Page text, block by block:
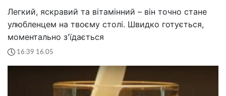
Легкий, яскравий та вітамінний – він точно стане
улюбленцем на твоєму столі. Швидко готується,
моментально з'їдається
16:39 16.05